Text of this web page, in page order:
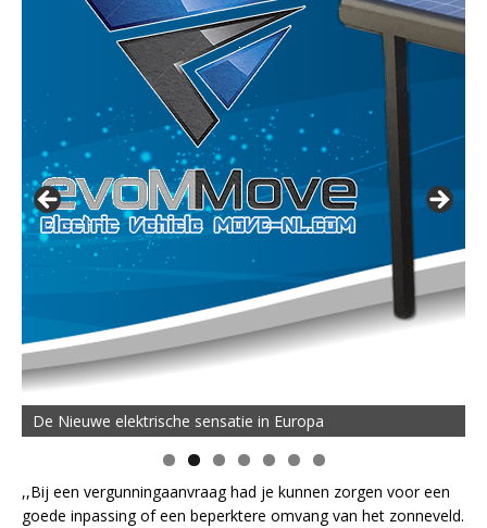
De Nieuwe elektrische sensatie in Europa
,,Bij een vergunningaanvraag had je kunnen zorgen voor een
goede inpassing of een beperktere omvang van het zonneveld.